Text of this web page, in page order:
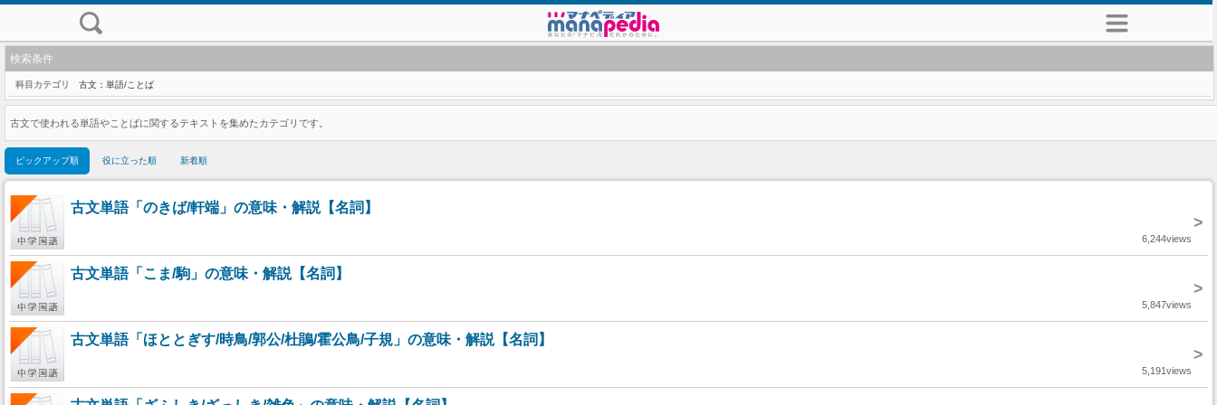
検索条件
科目カテゴリ 古文：単語/ことば
古文で使われる単語やことばに関するテキストを集めたカテゴリです。
ピックアップ順 役に立った順 新着順
古文単語「のきば/軒端」の意味・解説【名詞】
>
6,244views
古文単語「こま/駒」の意味・解説【名詞】
>
5,847views
古文単語「ほととぎす/時鳥/郭公/杜鵑/霍公鳥/子規」の意味・解説【名詞】
>
5,191views